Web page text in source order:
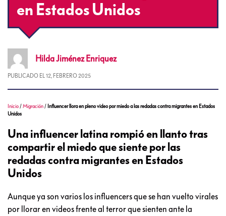
en Estados Unidos
HildaJiménez Enriquez
PUBLICADO EL 12, FEBRERO 2025
Inicio /Migración / Influencer llora en pleno video por miedo a las redadas contra migrantes en Estados
Unidos
Una influencer latina rompió en llanto tras
compartir el miedo que siente por las
redadas contra migrantes en Estados
Unidos
Aunque ya son varios los influencers que se han vuelto virales
por llorar en videos frente al terror que sienten ante la